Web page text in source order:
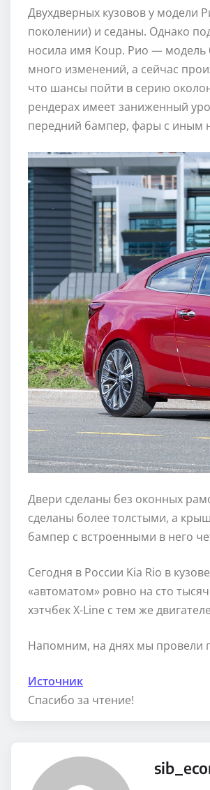
Двухдверных кузовов у модели
поколении) и седаны. Однако
носила имя Koup. Рио — модель
много изменений, а сейчас
что шансы пойти в серию
рендерах имеет заниженный
передний бампер, фары с иным
Двери сделаны без оконных
сделаны более толстыми, а
бампер с встроенными в него
Сегодня в России Kia Rio в
«автоматом» ровно на сто
хэтчбек X-Line с тем же
Напомним, на днях мы провели
Источник
Спасибо за чтение!